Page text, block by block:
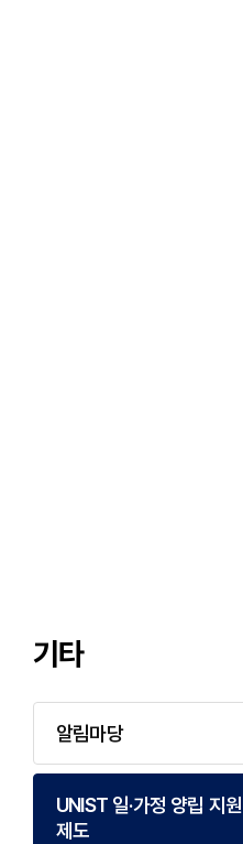
기타
알림마당
UNIST 일·가정 양립 지원
제도